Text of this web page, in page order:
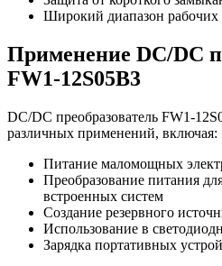
Широкий диапазон рабочих
Применение DC/DC
FW1-12S05B3
DC/DC преобразователь FW1-
различных применений, включая:
Питание маломощных
Преобразование питания
встроенных систем
Создание резервного
Использование в
Зарядка портативных